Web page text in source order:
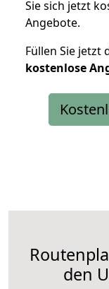
Sie sich jetzt
Angebote.
Füllen Sie jetzt
kostenlose
den